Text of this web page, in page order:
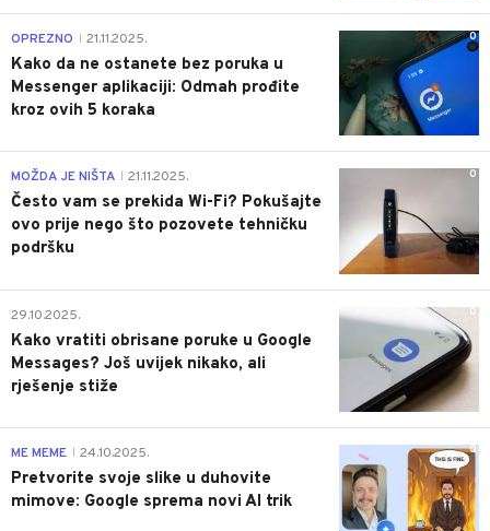
0
OPREZNO 21.11.2025.
Kako da ne ostanete bez poruka u
Messenger aplikaciji: Odmah prođite
kroz ovih 5 koraka
0
MOŽDA JE NIŠTA 21.11.2025.
Često vam se prekida Wi-Fi? Pokušajte
ovo prije nego što pozovete tehničku
podršku
0
29.10.2025.
Kako vratiti obrisane poruke u Google
Messages? Još uvijek nikako, ali
rješenje stiže
0
ME MEME 24.10.2025.
Pretvorite svoje slike u duhovite
mimove: Google sprema novi AI trik